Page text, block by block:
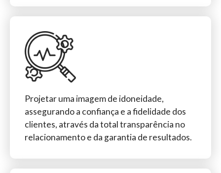
Projetar uma imagem de idoneidade,
assegurando a confiança e a fidelidade dos
clientes, através da total transparência no
relacionamento e da garantia de resultados.